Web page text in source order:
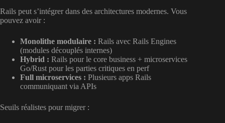
Rails peut s’intégrer dans des architectures modernes. Vous
pouvez avoir :
Monolithe modulaire : Rails avec Rails Engines
(modules découplés internes)
Hybrid : Rails pour le core business + microservices
Go/Rust pour les parties critiques en perf
Full microservices : Plusieurs apps Rails
communiquant via APIs
Seuils réalistes pour migrer :